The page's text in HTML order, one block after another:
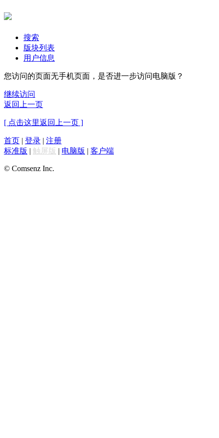
搜索
版块列表
用户信息
您访问的页面无手机页面，是否进一步访问电脑版？
继续访问
返回上一页
[ 点击这里返回上一页 ]
首页 | 登录 | 注册
标准版 | 触屏版 | 电脑版 | 客户端
© Comsenz Inc.